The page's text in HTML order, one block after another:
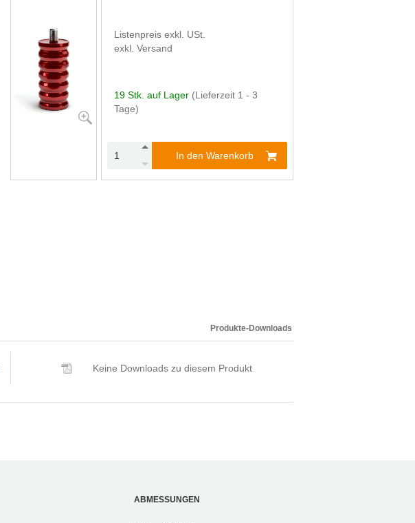
Listenpreis exkl. USt.
exkl. Versand
19 Stk. auf Lager (Lieferzeit 1 - 3
Tage)
In den Warenkorb
Produkte-Downloads
Keine Downloads zu diesem Produkt
ABMESSUNGEN